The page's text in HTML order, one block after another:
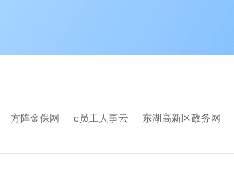
方阵金保网 e员工人事云 东湖高新区政务网